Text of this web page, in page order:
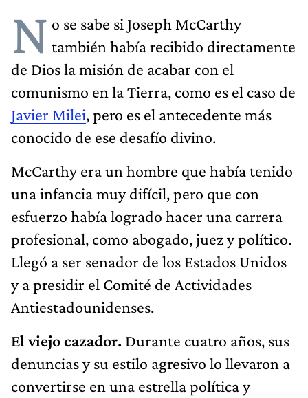
N o se sabe si Joseph McCarthy
también había recibido directamente
de Dios la misión de acabar con el
comunismo en la Tierra, como es el caso de
Javier Milei, pero es el antecedente más
conocido de ese desafío divino.
McCarthy era un hombre que había tenido
una infancia muy difícil, pero que con
esfuerzo había logrado hacer una carrera
profesional, como abogado, juez y político.
Llegó a ser senador de los Estados Unidos
y a presidir el Comité de Actividades
Antiestadounidenses.
El viejo cazador. Durante cuatro años, sus
denuncias y su estilo agresivo lo llevaron a
convertirse en una estrella política y